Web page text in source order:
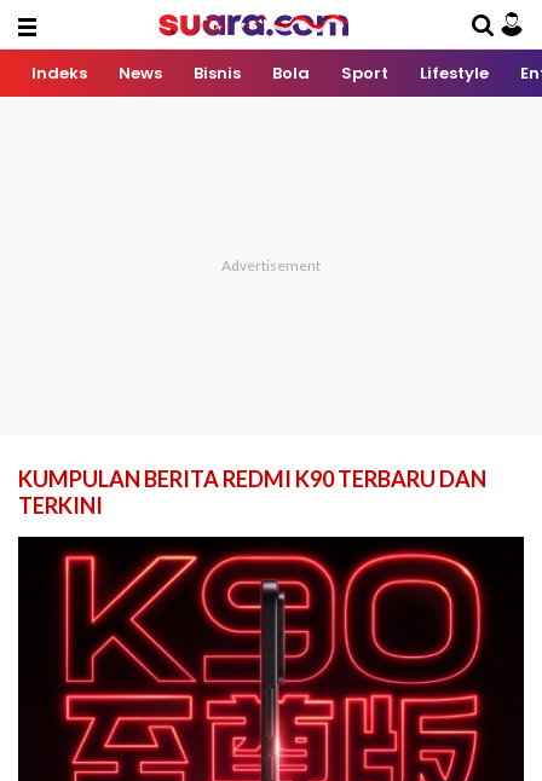
Indeks News Bisnis Bola Sport Lifestyle
KUMPULAN BERITA REDMI K90 TERBARU DAN
TERKINI